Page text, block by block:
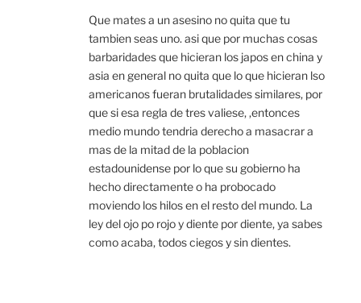
Que mates a un asesino no quita que tu
tambien seas uno. asi que por muchas cosas
barbaridades que hicieran los japos en china y
asia en general no quita que lo que hicieran lso
americanos fueran brutalidades similares, por
que si esa regla de tres valiese, ,entonces
medio mundo tendria derecho a masacrar a
mas de la mitad de la poblacion
estadounidense por lo que su gobierno ha
hecho directamente o ha probocado
moviendo los hilos en el resto del mundo. La
ley del ojo po rojo y diente por diente, ya sabes
como acaba, todos ciegos y sin dientes.